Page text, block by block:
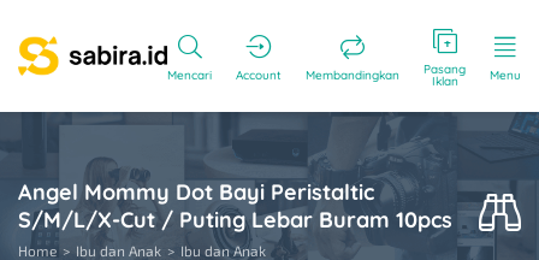
Mencari Account Membandingkan Pasang
Iklan Menu
Angel Mommy Dot Bayi Peristaltic
S/M/L/X-Cut / Puting Lebar Buram 10pcs
Home Ibu dan Anak Ibu dan Anak